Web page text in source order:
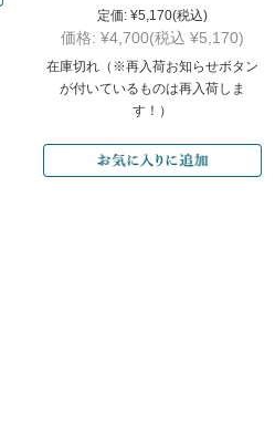
定価: ¥5,170(税込)
価格: ¥4,700(税込 ¥5,170)
在庫切れ（※再入荷お知らせボタン
が付いているものは再入荷しま
す！）